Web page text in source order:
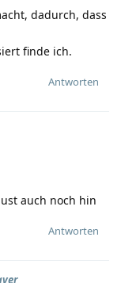
dadurch, dass
finde ich.
Antworten
auch noch hin
Antworten